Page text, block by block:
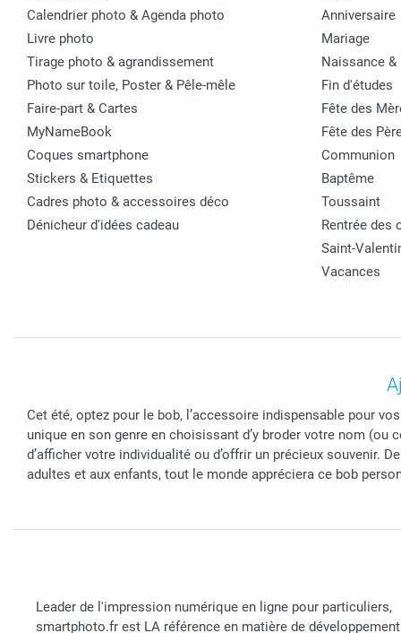
Calendrier photo & Agenda photo
Livre photo
Tirage photo & agrandissement
Photo sur toile, Poster & Pêle-mêle
Faire-part & Cartes
MyNameBook
Coques smartphone
Stickers & Etiquettes
Cadres photo & accessoires déco
Dénicheur d'idées cadeau
Anniversaire
Mariage
Naissance &
Fin d'études
Fête des
Fête des
Communion
Baptême
Toussaint
Rentrée des
Saint-
Vacances
Cet été, optez pour le bob, l’accessoire indispensable pour
unique en son genre en choisissant d’y broder votre nom
d’afficher votre individualité ou d’offrir un précieux souvenir.
adultes et aux enfants, tout le monde appréciera ce bob
Leader de l'impression numérique en ligne pour particuliers,
smartphoto.fr est LA référence en matière de développement